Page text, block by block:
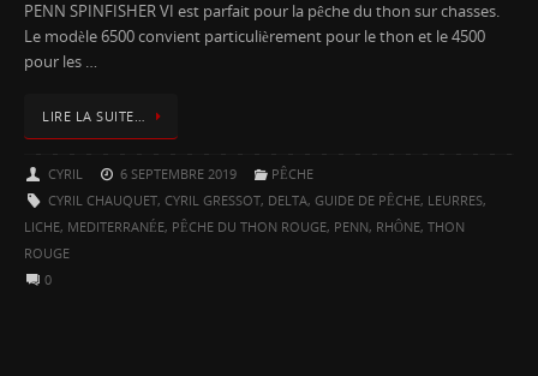
PENN SPINFISHER VI est parfait pour la pêche du thon sur chasses.
Le modèle 6500 convient particulièrement pour le thon et le 4500
pour les …
LIRE LA SUITE…
CYRIL 6 SEPTEMBRE 2019
PÊCHE
CYRIL CHAUQUET, CYRIL GRESSOT, DELTA, GUIDE DE PÊCHE, LEURRES,
LICHE, MEDITERRANÉE, PÊCHE DU THON ROUGE, PENN, RHÔNE, THON
ROUGE
0